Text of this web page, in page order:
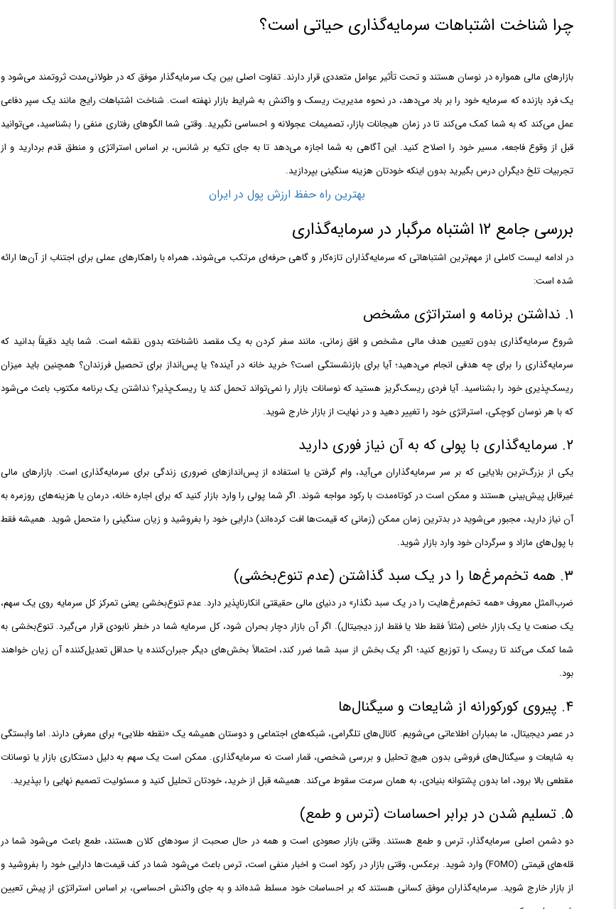
چرا شناخت اشتباهات سرمایه‌گذاری حیاتی است؟
بازارهای مالی همواره در نوسان هستند و تحت تأثیر عوامل متعددی قرار دارند. تفاوت اصلی بین یک سرمایه‌گذار موفق که در طولانی‌مدت ثروتمند می‌شود و
یک فرد بازنده که سرمایه خود را بر باد می‌دهد، در نحوه مدیریت ریسک و واکنش به شرایط بازار نهفته است. شناخت اشتباهات رایج مانند یک سپر دفاعی
عمل می‌کند که به شما کمک می‌کند تا در زمان هیجانات بازار، تصمیمات عجولانه و احساسی نگیرید. وقتی شما الگوهای رفتاری منفی را بشناسید، می‌توانید
قبل از وقوع فاجعه، مسیر خود را اصلاح کنید. این آگاهی به شما اجازه می‌دهد تا به جای تکیه بر شانس، بر اساس استراتژی و منطق قدم بردارید و از
تجربیات تلخ دیگران درس بگیرید بدون اینکه خودتان هزینه سنگینی بپردازید.
بهترین راه حفظ ارزش پول در ایران
بررسی جامع ۱۲ اشتباه مرگبار در سرمایه‌گذاری
در ادامه لیست کاملی از مهم‌ترین اشتباهاتی که سرمایه‌گذاران تازه‌کار و گاهی حرفه‌ای مرتکب می‌شوند، همراه با راهکارهای عملی برای اجتناب از آن‌ها ارائه
شده است:
۱. نداشتن برنامه و استراتژی مشخص
شروع سرمایه‌گذاری بدون تعیین هدف مالی مشخص و افق زمانی، مانند سفر کردن به یک مقصد ناشناخته بدون نقشه است. شما باید دقیقاً بدانید که
سرمایه‌گذاری را برای چه هدفی انجام می‌دهید؛ آیا برای بازنشستگی است؟ خرید خانه در آینده؟ یا پس‌انداز برای تحصیل فرزندان؟ همچنین باید میزان
ریسک‌پذیری خود را بشناسید. آیا فردی ریسک‌گریز هستید که نوسانات بازار را نمی‌تواند تحمل کند یا ریسک‌پذیر؟ نداشتن یک برنامه مکتوب باعث می‌شود
که با هر نوسان کوچکی، استراتژی خود را تغییر دهید و در نهایت از بازار خارج شوید.
۲. سرمایه‌گذاری با پولی که به آن نیاز فوری دارید
یکی از بزرگ‌ترین بلایایی که بر سر سرمایه‌گذاران می‌آید، وام گرفتن یا استفاده از پس‌اندازهای ضروری زندگی برای سرمایه‌گذاری است. بازارهای مالی
غیرقابل پیش‌بینی هستند و ممکن است در کوتاه‌مدت با رکود مواجه شوند. اگر شما پولی را وارد بازار کنید که برای اجاره خانه، درمان یا هزینه‌های روزمره به
آن نیاز دارید، مجبور می‌شوید در بدترین زمان ممکن (زمانی که قیمت‌ها افت کرده‌اند) دارایی خود را بفروشید و زیان سنگینی را متحمل شوید. همیشه فقط
با پول‌های مازاد و سرگردان خود وارد بازار شوید.
۳. همه تخم‌مرغ‌ها را در یک سبد گذاشتن (عدم تنوع‌بخشی)
ضرب‌المثل معروف «همه تخم‌مرغ‌هایت را در یک سبد نگذار» در دنیای مالی حقیقتی انکارناپذیر دارد. عدم تنوع‌بخشی یعنی تمرکز کل سرمایه روی یک سهم،
یک صنعت یا یک بازار خاص (مثلاً فقط طلا یا فقط ارز دیجیتال). اگر آن بازار دچار بحران شود، کل سرمایه شما در خطر نابودی قرار می‌گیرد. تنوع‌بخشی به
شما کمک می‌کند تا ریسک را توزیع کنید؛ اگر یک بخش از سبد شما ضرر کند، احتمالاً بخش‌های دیگر جبران‌کننده یا حداقل تعدیل‌کننده آن زیان خواهند
بود.
۴. پیروی کورکورانه از شایعات و سیگنال‌ها
در عصر دیجیتال، ما بمباران اطلاعاتی می‌شویم. کانال‌های تلگرامی، شبکه‌های اجتماعی و دوستان همیشه یک «نقطه طلایی» برای معرفی دارند. اما وابستگی
به شایعات و سیگنال‌های فروشی بدون هیچ تحلیل و بررسی شخصی، قمار است نه سرمایه‌گذاری. ممکن است یک سهم به دلیل دستکاری بازار یا نوسانات
مقطعی بالا برود، اما بدون پشتوانه بنیادی، به همان سرعت سقوط می‌کند. همیشه قبل از خرید، خودتان تحلیل کنید و مسئولیت تصمیم نهایی را بپذیرید.
۵. تسلیم شدن در برابر احساسات (ترس و طمع)
دو دشمن اصلی سرمایه‌گذار، ترس و طمع هستند. وقتی بازار صعودی است و همه در حال صحبت از سودهای کلان هستند، طمع باعث می‌شود شما در
قله‌های قیمتی (FOMO) وارد شوید. برعکس، وقتی بازار در رکود است و اخبار منفی است، ترس باعث می‌شود شما در کف قیمت‌ها دارایی خود را بفروشید و
از بازار خارج شوید. سرمایه‌گذاران موفق کسانی هستند که بر احساسات خود مسلط شده‌اند و به جای واکنش احساسی، بر اساس استراتژی از پیش تعیین